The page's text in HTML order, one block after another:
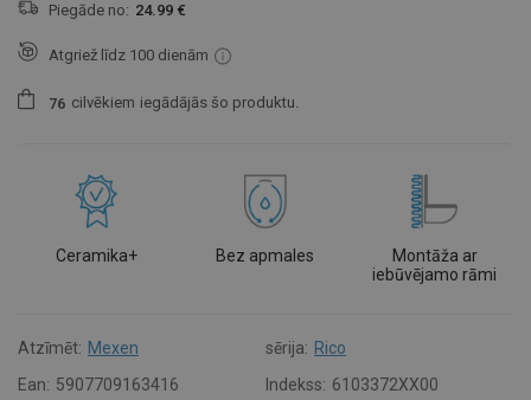
Piegāde no: 24.99 €
Atgriež līdz 100 dienām
76 cilvēkiem iegādājās šo produktu.
Ceramika+ Bez apmales
Montāža ar
iebūvējamo rāmi
Atzīmēt: Mexen sērija: Rico
Ean: 5907709163416 Indekss: 6103372XX00